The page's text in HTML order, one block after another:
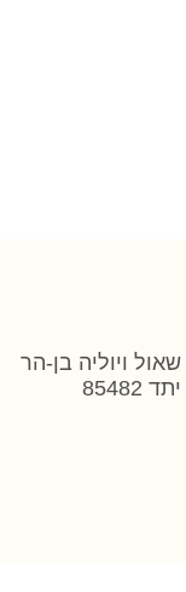
שאול ויוליה בן-הר
יתד 85482